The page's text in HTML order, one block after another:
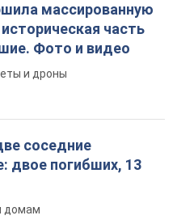
массированную
часть
Фото и видео
и дроны
соседние
двое погибших, 13
домам